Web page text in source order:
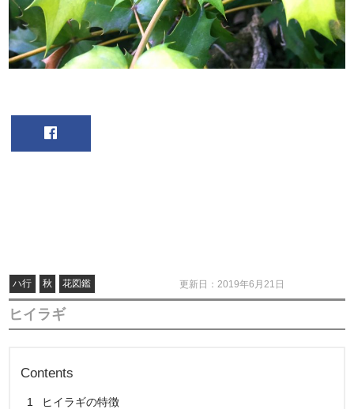
ハ行 秋 花図鑑 更新日：2019年6月21日
ヒイラギ
Contents
1
ヒイラギの特徴